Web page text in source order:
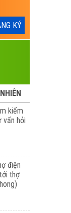
kiếm
vấn hỏi
điện
thợ